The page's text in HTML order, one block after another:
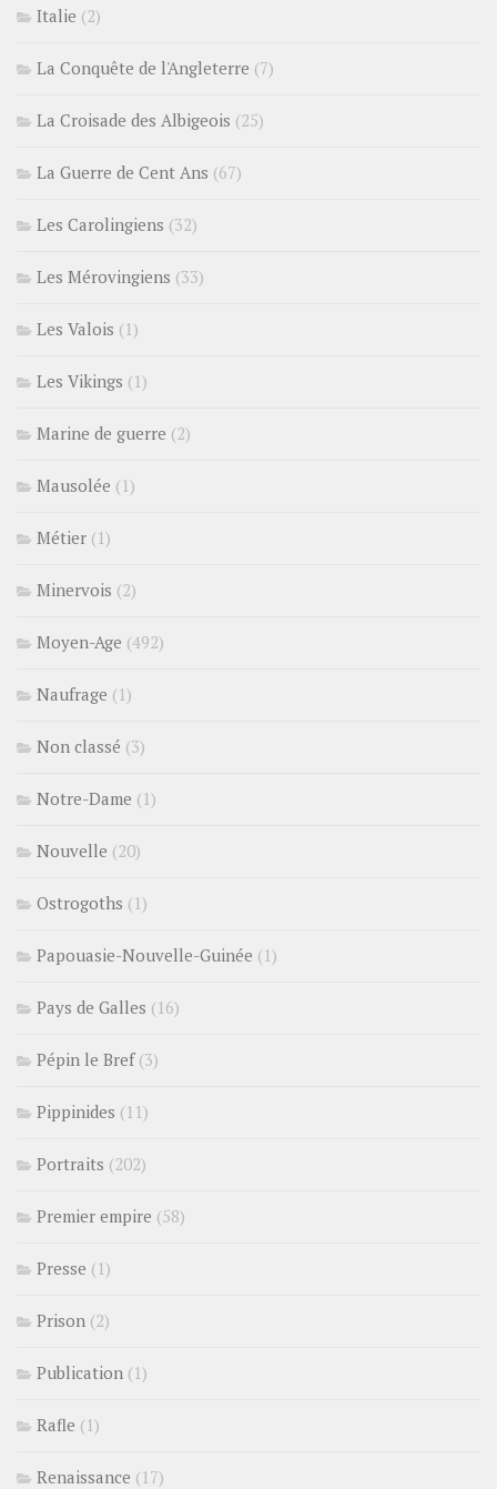
Italie (2)
La Conquête de l'Angleterre (7)
La Croisade des Albigeois (25)
La Guerre de Cent Ans (67)
Les Carolingiens (32)
Les Mérovingiens (33)
Les Valois (1)
Les Vikings (1)
Marine de guerre (2)
Mausolée (1)
Métier (1)
Minervois (2)
Moyen-Age (492)
Naufrage (1)
Non classé (3)
Notre-Dame (1)
Nouvelle (20)
Ostrogoths (1)
Papouasie-Nouvelle-Guinée (1)
Pays de Galles (16)
Pépin le Bref(3)
Pippinides (11)
Portraits (202)
Premier empire (58)
Presse (1)
Prison (2)
Publication (1)
Rafle (1)
Renaissance (17)